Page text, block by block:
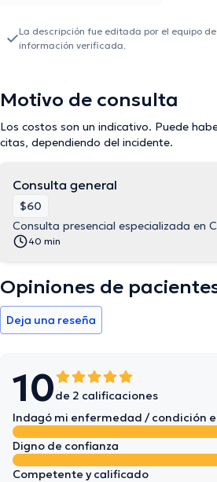
La descripción fue editada por el equipo
información verificada.
Motivo de consulta
Los costos son un indicativo. Puede
citas, dependiendo del incidente.
Consulta general
$60
Consulta presencial especializada en
40 min
Opiniones de
Deja una reseña
10de 2 calificaciones
Indagó mi enfermedad / condición
Digno de confianza
Competente y calificado